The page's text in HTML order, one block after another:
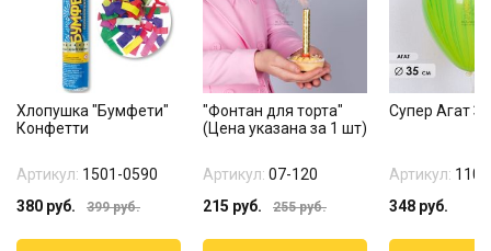
Хлопушка "Бумфети"
Конфетти
Артикул: 1501-0590
380 руб. 399руб.
"Фонтан для торта"
(Цена указана за 1 шт)
Артикул: 07-120
215 руб. 255руб.
Супер Агат
Артикул:
348 руб.